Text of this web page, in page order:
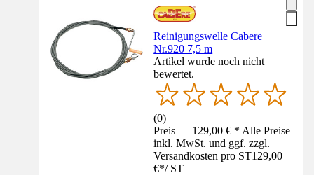
Reinigungswelle Cabere
Nr.920 7,5 m
Artikel wurde noch nicht
bewertet.
(0)
Preis — 129,00 € * Alle Preise
inkl. MwSt. und ggf. zzgl.
Versandkosten pro ST129,00
€*/ ST